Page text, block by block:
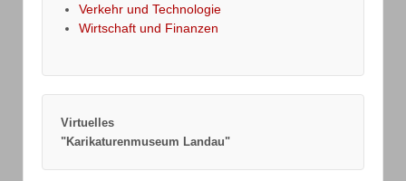
Verkehr und Technologie
Wirtschaft und Finanzen
Virtuelles
"Karikaturenmuseum Landau"